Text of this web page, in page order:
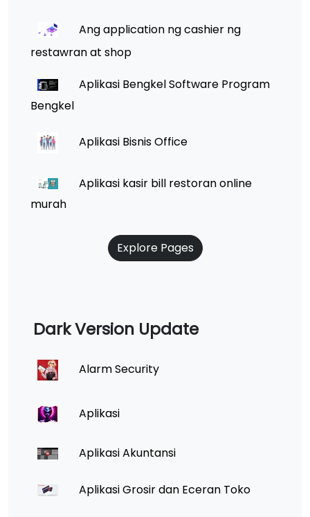
Ang application ng cashier ng
restawran at shop
Aplikasi Bengkel Software Program
Bengkel
Aplikasi Bisnis Office
Aplikasi kasir bill restoran online
murah
Explore Pages
Dark Version Update
Alarm Security
Aplikasi
Aplikasi Akuntansi
Aplikasi Grosir dan Eceran Toko